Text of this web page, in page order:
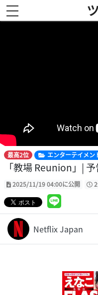
toggle navigation
最高2位 エンターテイメン
「教場 Reunion」|
2025/11/19 04:00に公開
Netflix Japan